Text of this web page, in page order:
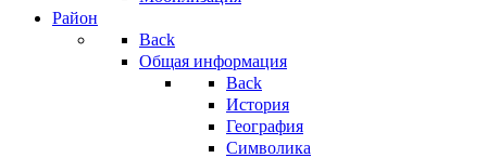
Район
Back
Общая информация
Back
История
География
Символика